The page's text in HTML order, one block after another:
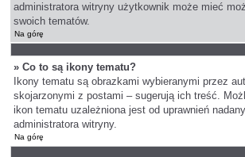
administratora witryny użytkownik może mieć
swoich tematów.
Na górę
» Co to są ikony tematu?
Ikony tematu są obrazkami wybieranymi przez
skojarzonymi z postami – sugerują ich treść.
ikon tematu uzależniona jest od uprawnień
administratora witryny.
Na górę